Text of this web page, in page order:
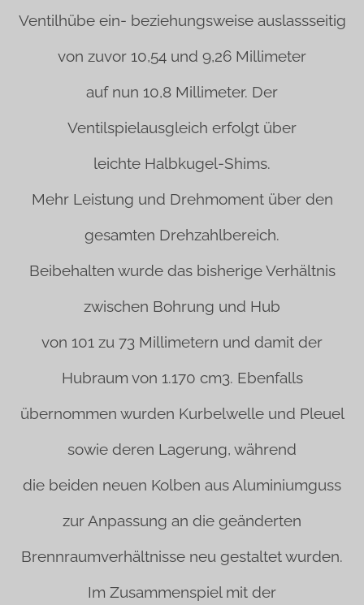
Ventilhübe ein- beziehungsweise auslassseitig
von zuvor 10,54 und 9,26 Millimeter
auf nun 10,8 Millimeter. Der
Ventilspielausgleich erfolgt über
leichte Halbkugel-Shims.
Mehr Leistung und Drehmoment über den
gesamten Drehzahlbereich.
Beibehalten wurde das bisherige Verhältnis
zwischen Bohrung und Hub
von 101 zu 73 Millimetern und damit der
Hubraum von 1.170 cm3. Ebenfalls
übernommen wurden Kurbelwelle und Pleuel
sowie deren Lagerung, während
die beiden neuen Kolben aus Aluminiumguss
zur Anpassung an die geänderten
Brennraumverhältnisse neu gestaltet wurden.
Im Zusammenspiel mit der